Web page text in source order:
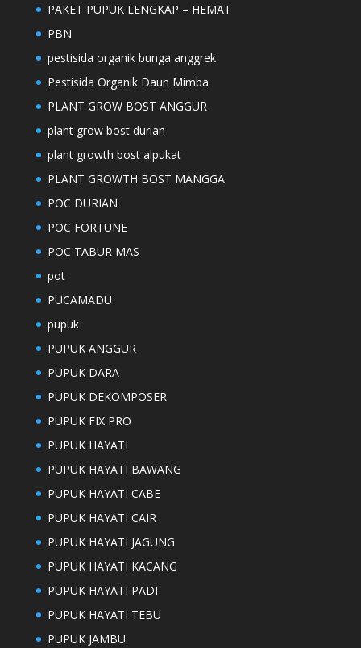
PAKET PUPUK LENGKAP – HEMAT
PBN
pestisida organik bunga anggrek
Pestisida Organik Daun Mimba
PLANT GROW BOST ANGGUR
plant grow bost durian
plant growth bost alpukat
PLANT GROWTH BOST MANGGA
POC DURIAN
POC FORTUNE
POC TABUR MAS
pot
PUCAMADU
pupuk
PUPUK ANGGUR
PUPUK DARA
PUPUK DEKOMPOSER
PUPUK FIX PRO
PUPUK HAYATI
PUPUK HAYATI BAWANG
PUPUK HAYATI CABE
PUPUK HAYATI CAIR
PUPUK HAYATI JAGUNG
PUPUK HAYATI KACANG
PUPUK HAYATI PADI
PUPUK HAYATI TEBU
PUPUK JAMBU